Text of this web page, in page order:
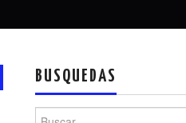
BUSQUEDAS